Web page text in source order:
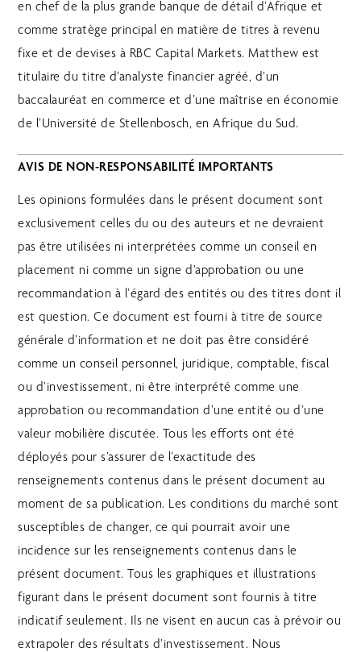
en chef de la plus grande banque de détail d’Afrique et
comme stratège principal en matière de titres à revenu
fixe et de devises à RBC Capital Markets. Matthew est
titulaire du titre d’analyste financier agréé, d’un
baccalauréat en commerce et d’une maîtrise en économie
de l’Université de Stellenbosch, en Afrique du Sud.
AVIS DE NON-RESPONSABILITÉ IMPORTANTS
Les opinions formulées dans le présent document sont
exclusivement celles du ou des auteurs et ne devraient
pas être utilisées ni interprétées comme un conseil en
placement ni comme un signe d’approbation ou une
recommandation à l’égard des entités ou des titres dont il
est question. Ce document est fourni à titre de source
générale d’information et ne doit pas être considéré
comme un conseil personnel, juridique, comptable, fiscal
ou d’investissement, ni être interprété comme une
approbation ou recommandation d’une entité ou d’une
valeur mobilière discutée. Tous les efforts ont été
déployés pour s’assurer de l’exactitude des
renseignements contenus dans le présent document au
moment de sa publication. Les conditions du marché sont
susceptibles de changer, ce qui pourrait avoir une
incidence sur les renseignements contenus dans le
présent document. Tous les graphiques et illustrations
figurant dans le présent document sont fournis à titre
indicatif seulement. Ils ne visent en aucun cas à prévoir ou
extrapoler des résultats d’investissement. Nous